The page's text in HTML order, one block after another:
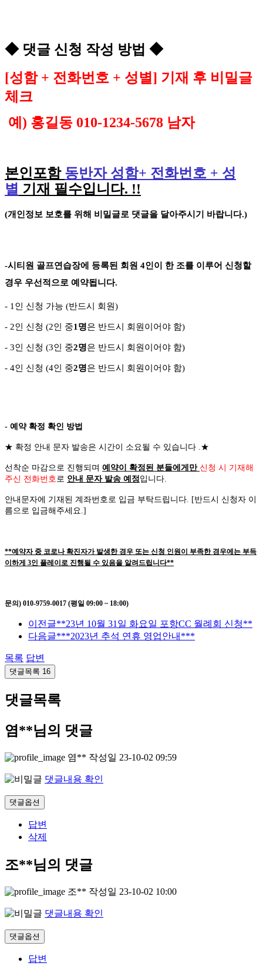
◆ 댓글 신청 작성 방법 ◆
[성함 + 전화번호 + 성별] 기재 후 비밀글
체크
예 ) 홍길동 010-1234-5678 남자
본인포함 동반자 성함+ 전화번호 + 성
별 기재 필수입니다. !!
(개인정보 보호를 위해 비밀글로 댓글을 달아주시기 바랍니다.)
-시티원 골프연습장에 등록된 회원 4인이 한 조를 이루어 신청할
경우 우선적으로 예약됩니다.
- 1인 신청 가능 (반드시 회원)
- 2인 신청 (2인 중1명은 반드시 회원이어야 함)
- 3인 신청 (3인 중2명은 반드시 회원이어야 함)
- 4인 신청 (4인 중2명은 반드시 회원이어야 함)
- 예약 확정 확인 방법
★ 확정 안내 문자 발송은 시간이 소요될 수 있습니다 .★
선착순 마감으로 진행되며 예약이 확정된 분들에게만 신청 시 기재해
주신 전화번호로 안내 문자 발송 예정입니다.
안내문자에 기재된 계좌번호로 입금 부탁드립니다. [반드시 신청자 이
름으로 입금해주세요.]
**예약자 중 코로나 확진자가 발생한 경우 또는 신청 인원이 부족한 경우에는 부득
이하게 3인 플레이로 진행될 수 있음을 알려드립니다**
문의) 010-9759-0017 (평일 09:00 ~ 18:00)
이전글**23년 10월 31일 화요일 포항CC 월례회 신청**
다음글***2023년 추석 연휴 영업안내***
목록 답변
댓글목록 16
댓글목록
염**님의 댓글
염** 작성일 23-10-02 09:59
댓글내용 확인
댓글옵션
답변
삭제
조**님의 댓글
조** 작성일 23-10-02 10:00
댓글내용 확인
댓글옵션
답변